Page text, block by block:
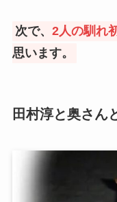
次で、2人の馴れ
思います。
田村淳と奥さん